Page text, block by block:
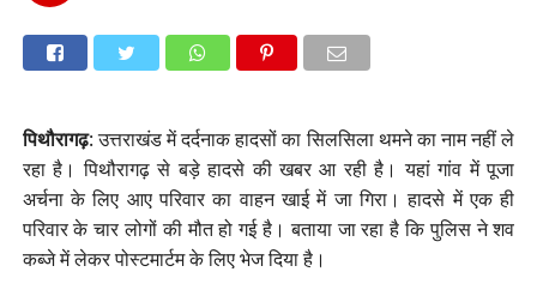
पिथौरागढ़: उत्तराखंड में दर्दनाक हादसों का सिलसिला थमने का नाम नहीं ले
रहा है। पिथौरागढ़ से बड़े हादसे की खबर आ रही है। यहां गांव में पूजा
अर्चना के लिए आए परिवार का वाहन खाई में जा गिरा। हादसे में एक ही
परिवार के चार लोगों की मौत हो गई है। बताया जा रहा है कि पुलिस ने शव
कब्जे में लेकर पोस्टमार्टम के लिए भेज दिया है।